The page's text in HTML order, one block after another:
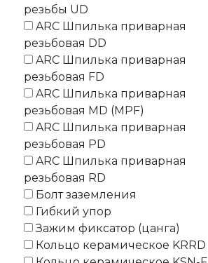
резьбы UD
ARC Шпилька приварная
резьбовая DD
ARC Шпилька приварная
резьбовая FD
ARC Шпилька приварная
резьбовая MD (MPF)
ARC Шпилька приварная
резьбовая PD
ARC Шпилька приварная
резьбовая RD
Болт заземления
Гибкий упор
Зажим фиксатор (цанга)
Кольцо керамическое KRRD